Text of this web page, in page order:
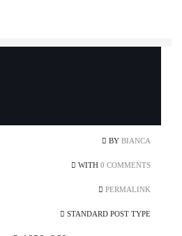
BY BIANCA
WITH 0 COMMENTS
PERMALINK
STANDARD POST TYPE